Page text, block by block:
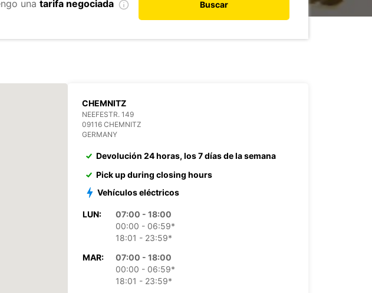
una tarifa negociada Buscar
CHEMNITZ
NEEFESTR. 149
09116 CHEMNITZ
GERMANY
Devolución 24 horas, los 7 días de la semana
Pick up during closing hours
Vehículos eléctricos
LUN:
07:00 - 18:00
00:00 - 06:59*
18:01 - 23:59*
MAR:
07:00 - 18:00
00:00 - 06:59*
18:01 - 23:59*